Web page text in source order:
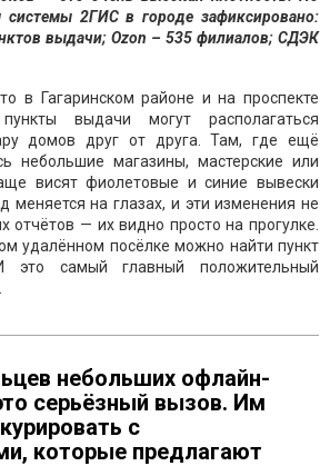
2ГИС в городе зафиксировано:
выдачи; Ozon – 535 филиалов; СДЭК
в Гагаринском районе и на проспекте
выдачи могут располагаться
домов друг от друга. Там, где ещё
небольшие магазины, мастерские или
висят фиолетовые и синие вывески
меняется на глазах, и эти изменения не
отчётов — их видно просто на прогулке.
удалённом посёлке можно найти пункт
это самый главный положительный
небольших офлайн-
серьёзный вызов. Им
с
которые предлагают